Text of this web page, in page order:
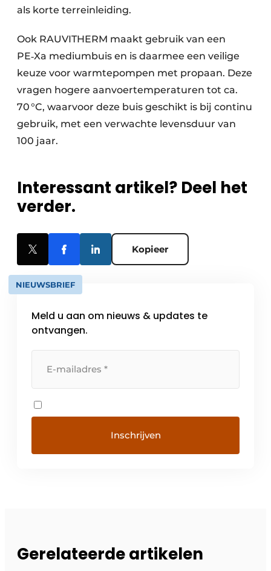
als korte terreinleiding.
Ook RAUVITHERM maakt gebruik van een
PE‑Xa mediumbuis en is daarmee een veilige
keuze voor warmtepompen met propaan. Deze
vragen hogere aanvoertemperaturen tot ca.
70 °C, waarvoor deze buis geschikt is bij continu
gebruik, met een verwachte levensduur van
100 jaar.
Interessant artikel? Deel het
verder.
Kopieer
NIEUWSBRIEF
Meld u aan om nieuws & updates te
ontvangen.
Gerelateerde artikelen